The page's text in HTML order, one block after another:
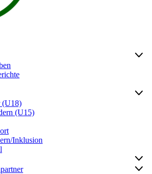
(U18)
(U15)
Inklusion